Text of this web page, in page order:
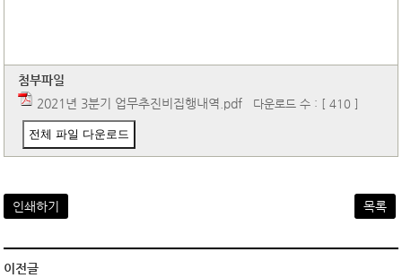
첨부파일
2021년 3분기 업무추진비집행내역.pdf 다운로드 수 : [ 410 ]
전체 파일 다운로드
인쇄하기 목록
이전글